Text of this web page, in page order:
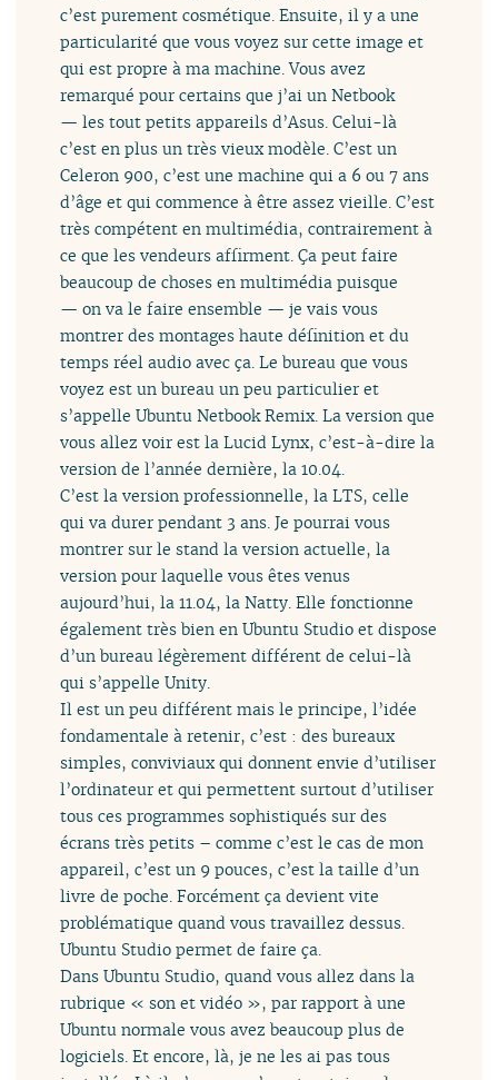
c’est purement cosmétique. Ensuite, il y a une
particularité que vous voyez sur cette image et
qui est propre à ma machine. Vous avez
remarqué pour certains que j’ai un Netbook
— les tout petits appareils d’Asus. Celui-là
c’est en plus un très vieux modèle. C’est un
Celeron 900, c’est une machine qui a 6 ou 7 ans
d’âge et qui commence à être assez vieille. C’est
très compétent en multimédia, contrairement à
ce que les vendeurs affirment. Ça peut faire
beaucoup de choses en multimédia puisque
— on va le faire ensemble — je vais vous
montrer des montages haute définition et du
temps réel audio avec ça. Le bureau que vous
voyez est un bureau un peu particulier et
s’appelle Ubuntu Netbook Remix. La version que
vous allez voir est la Lucid Lynx, c’est-à-dire la
version de l’année dernière, la 10.04.
C’est la version professionnelle, la LTS, celle
qui va durer pendant 3 ans. Je pourrai vous
montrer sur le stand la version actuelle, la
version pour laquelle vous êtes venus
aujourd’hui, la 11.04, la Natty. Elle fonctionne
également très bien en Ubuntu Studio et dispose
d’un bureau légèrement différent de celui-là
qui s’appelle Unity.
Il est un peu différent mais le principe, l’idée
fondamentale à retenir, c’est : des bureaux
simples, conviviaux qui donnent envie d’utiliser
l’ordinateur et qui permettent surtout d’utiliser
tous ces programmes sophistiqués sur des
écrans très petits – comme c’est le cas de mon
appareil, c’est un 9 pouces, c’est la taille d’un
livre de poche. Forcément ça devient vite
problématique quand vous travaillez dessus.
Ubuntu Studio permet de faire ça.
Dans Ubuntu Studio, quand vous allez dans la
rubrique « son et vidéo », par rapport à une
Ubuntu normale vous avez beaucoup plus de
logiciels. Et encore, là, je ne les ai pas tous